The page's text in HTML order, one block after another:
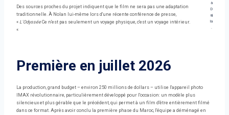
à
D
aj
la
.
Des sources proches du projet indiquent que le film ne sera pas une adaptation
traditionnelle. À Nolan lui-même lors d'une récente conférence de presse,
« L'Odyssée Ce n'est pas seulement un voyage physique, c'est un voyage intérieur.
«
Première en juillet 2026
La production, grand budget – environ 250 millions de dollars – utilise l'appareil photo
IMAX révolutionnaire, particulièrement développé pour l'occasion: un modèle plus
silencieux et plus gérable que le précédent, qui permet à un film d'être entièrement filmé
dans ce format. Après avoir conclu la première phase du Maroc, l'équipe a déménagé en